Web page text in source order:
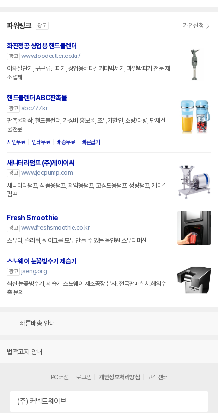
파워링크 광고 가입신청
화진정공 상업용 핸드블렌더
광고 www.foodcutter.co.kr/
야채절단기, 구근류탈피기, 상업용버티컬커터믹서기, 과일박피기 전문 제
조업체
핸드블렌더 ABC판촉물
광고
abc777.kr
판촉물제작, 핸드블렌더, 가성비 홍보물, 초특가할인, 소량/대량, 단체선
물전문
시안무료 인쇄무료 배송무료 빠른납기
새니터리펌프 (주)제이이씨
광고 www.jecpump.com
새니터리펌프, 식품용펌프, 제약용펌프, 고점도용펌프, 정량펌프, 케미칼
펌프
Fresh Smoothie
광고 www.freshsmoothie.co.kr
스무디, 슬러쉬, 쉐이크를 모두 만들 수 있는 올인원 스무디머신
스노웨이 눈꽃빙수기 제습기
광고
jseng.org
최신 눈꽃빙수기, 제습기 스노웨이 제조공장 본사. 전국판매설치.해외수
출 문의
빠른배송 안내
법적고지 안내
PC버전 로그인 개인정보처리방침 고객센터
(주) 커넥트웨이브